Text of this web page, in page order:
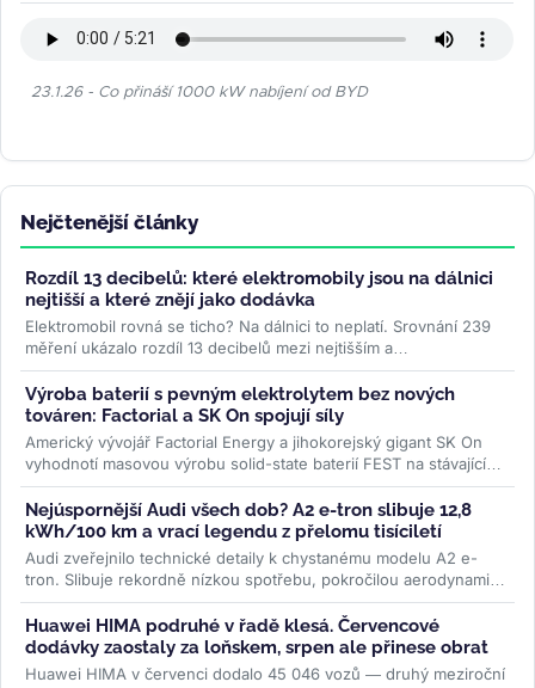
23.1.26 - Co přináší 1000 kW nabíjení od BYD
Nejčtenější články
Rozdíl 13 decibelů: které elektromobily jsou na dálnici
nejtišší a které znějí jako dodávka
Elektromobil rovná se ticho? Na dálnici to neplatí. Srovnání 239
měření ukázalo rozdíl 13 decibelů mezi nejtišším a
nejhlučnějším...>>
Výroba baterií s pevným elektrolytem bez nových
továren: Factorial a SK On spojují síly
Americký vývojář Factorial Energy a jihokorejský gigant SK On
vyhodnotí masovou výrobu solid-state baterií FEST na stávajících
linkách....>>
Nejúspornější Audi všech dob? A2 e-tron slibuje 12,8
kWh/100 km a vrací legendu z přelomu tisíciletí
Audi zveřejnilo technické detaily k chystanému modelu A2 e-
tron. Slibuje rekordně nízkou spotřebu, pokročilou aerodynamiku
i LFP baterii....>>
Huawei HIMA podruhé v řadě klesá. Červencové
dodávky zaostaly za loňskem, srpen ale přinese obrat
Huawei HIMA v červenci dodalo 45 046 vozů — druhý meziroční